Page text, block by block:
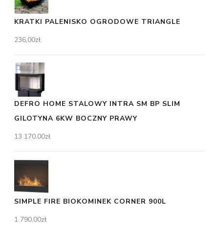
KRATKI PALENISKO OGRODOWE TRIANGLE
236,00zł
DEFRO HOME STALOWY INTRA SM BP SLIM
GILOTYNA 6KW BOCZNY PRAWY
13 170,00zł
SIMPLE FIRE BIOKOMINEK CORNER 900L
1 790,00zł